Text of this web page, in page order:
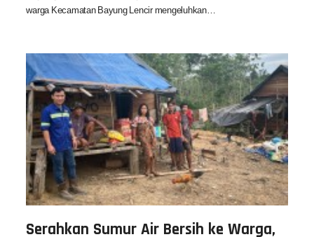
warga Kecamatan Bayung Lencir mengeluhkan…
Serahkan Sumur Air Bersih ke Warga,